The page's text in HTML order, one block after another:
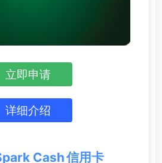
立即申请
详细介绍
Cash 信用卡